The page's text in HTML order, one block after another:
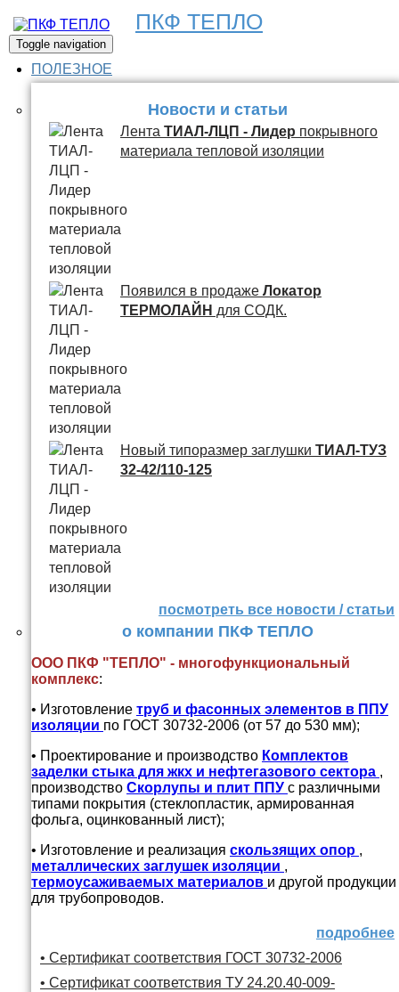
ПКФ ТЕПЛО
Toggle navigation
ПОЛЕЗНОЕ
Новости и статьи
Лента ТИАЛ-ЛЦП - Лидер покрывного
материала тепловой изоляции
Появился в продаже Локатор
ТЕРМОЛАЙН для СОДК.
Новый типоразмер заглушки ТИАЛ-ТУЗ
32-42/110-125
посмотреть все новости / статьи
о компании ПКФ ТЕПЛО
ООО ПКФ "ТЕПЛО" - многофункциональный
комплекс:
• Изготовление труб и фасонных элементов в ППУ
изоляции по ГОСТ 30732-2006 (от 57 до 530 мм);
• Проектирование и производство Комплектов
заделки стыка для жкх и нефтегазового сектора ,
производство Скорлупы и плит ППУ с различными
типами покрытия (стеклопластик, армированная
фольга, оцинкованный лист);
• Изготовление и реализация скользящих опор ,
металлических заглушек изоляции ,
термоусаживаемых материалов и другой продукции
для трубопроводов.
подробнее
• Сертификат соответствия ГОСТ 30732-2006
• Сертификат соответствия ТУ 24.20.40-009-